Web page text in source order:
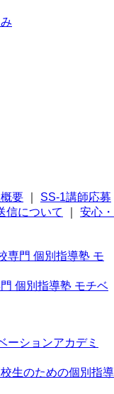
要
SS-1講師応募
信について
安心・
個別指導塾 モチベ
生のための個別指導